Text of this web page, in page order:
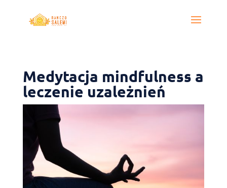
Medytacja mindfulness a
leczenie uzależnień